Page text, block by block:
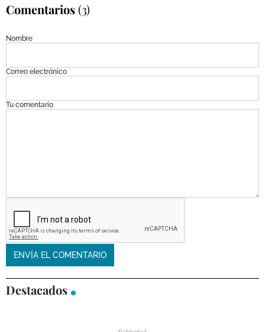
Comentarios(3)
Nombre
Correo electrónico
Tu comentario
Destacados